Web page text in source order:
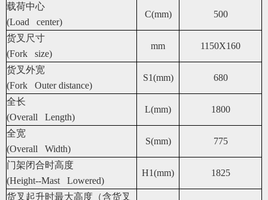
载荷中心
(Load center)
C(mm) 500
货叉尺寸
(Fork size)
mm 1150X160
货叉外宽
(Fork Outer distance)
S1(mm) 680
全长
(Overall Length)
L(mm) 1800
全宽
(Overall Width)
S(mm) 775
门架闭合时高度
(Height--Mast Lowered)
H1(mm) 1825
货叉起升时最大高度（含货叉